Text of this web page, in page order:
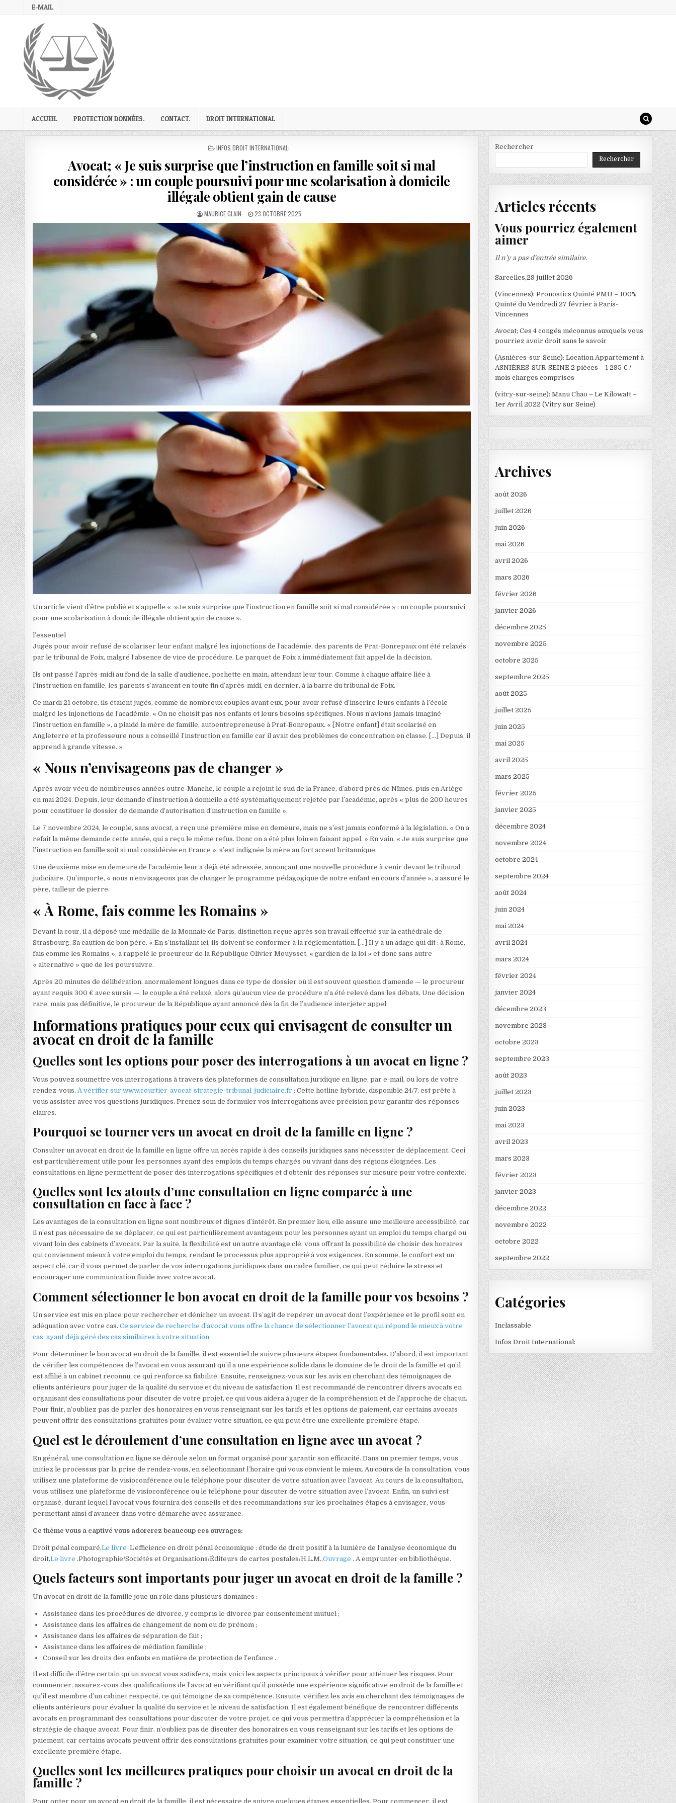
to
E-MAIL
ACCUEIL PROTECTION DONNÉES. CONTACT. DROIT INTERNATIONAL
POSTED
INFOS DROIT INTERNATIONAL:
Avocat; « Je suis surprise que l’instruction en famille soit si mal
considérée » : un couple poursuivi pour une scolarisation à domicile
illégale obtient gain de cause
AUTHOR:
MAURICE GLAIN
PUBLISHED
DATE:
23 OCTOBRE 2025
Un article vient d’être publié et s’appelle « »Je suis surprise que l’instruction en famille soit si mal considérée » : un couple poursuivi
pour une scolarisation à domicile illégale obtient gain de cause ».
l’essentiel
Jugés pour avoir refusé de scolariser leur enfant malgré les injonctions de l’académie, des parents de Prat-Bonrepaux ont été relaxés
par le tribunal de Foix, malgré l’absence de vice de procédure. Le parquet de Foix a immédiatement fait appel de la décision.
Ils ont passé l’après-midi au fond de la salle d’audience, pochette en main, attendant leur tour. Comme à chaque affaire liée à
l’instruction en famille, les parents s’avancent en toute fin d’après-midi, en dernier, à la barre du tribunal de Foix.
Ce mardi 21 octobre, ils étaient jugés, comme de nombreux couples avant eux, pour avoir refusé d’inscrire leurs enfants à l’école
malgré les injonctions de l’académie. « On ne choisit pas nos enfants et leurs besoins spécifiques. Nous n’avions jamais imaginé
l’instruction en famille », a plaidé la mère de famille, autoentrepreneuse à Prat-Bonrepaux. « [Notre enfant] était scolarisé en
Angleterre et la professeure nous a conseillé l’instruction en famille car il avait des problèmes de concentration en classe. […] Depuis, il
apprend à grande vitesse. »
« Nous n’envisageons pas de changer »
Après avoir vécu de nombreuses années outre-Manche, le couple a rejoint le sud de la France, d’abord près de Nîmes, puis en Ariège
en mai 2024. Depuis, leur demande d’instruction à domicile a été systématiquement rejetée par l’académie, après « plus de 200 heures
pour constituer le dossier de demande d’autorisation d’instruction en famille ».
Le 7 novembre 2024, le couple, sans avocat, a reçu une première mise en demeure, mais ne s’est jamais conformé à la législation. « On a
refait la même demande cette année, qui a reçu le même refus. Donc on a été plus loin en faisant appel. » En vain. « Je suis surprise que
l’instruction en famille soit si mal considérée en France », s’est indignée la mère au fort accent britannique.
Une deuxième mise en demeure de l’académie leur a déjà été adressée, annonçant une nouvelle procédure à venir devant le tribunal
judiciaire. Qu’importe, « nous n’envisageons pas de changer le programme pédagogique de notre enfant en cours d’année », a assuré le
père, tailleur de pierre.
« À Rome, fais comme les Romains »
Devant la cour, il a déposé une médaille de la Monnaie de Paris, distinction reçue après son travail effectué sur la cathédrale de
Strasbourg. Sa caution de bon père. « En s’installant ici, ils doivent se conformer à la réglementation. […] Il y a un adage qui dit : à Rome,
fais comme les Romains », a rappelé le procureur de la République Olivier Mouysset, « gardien de la loi » et donc sans autre
« alternative » que de les poursuivre.
Après 20 minutes de délibération, anormalement longues dans ce type de dossier où il est souvent question d’amende — le procureur
ayant requis 300 € avec sursis —, le couple a été relaxé, alors qu’aucun vice de procédure n’a été relevé dans les débats. Une décision
rare, mais pas définitive, le procureur de la République ayant annoncé dès la fin de l’audience interjeter appel.
Informations pratiques pour ceux qui envisagent de consulter un
avocat en droit de la famille
Quelles sont les options pour poser des interrogations à un avocat en ligne ?
Vous pouvez soumettre vos interrogations à travers des plateformes de consultation juridique en ligne, par e-mail, ou lors de votre
rendez-vous. À vérifier sur www.courtier-avocat-strategie-tribunal-judiciaire.fr : Cette hotline hybride, disponible 24/7, est prête à
vous assister avec vos questions juridiques. Prenez soin de formuler vos interrogations avec précision pour garantir des réponses
claires.
Pourquoi se tourner vers un avocat en droit de la famille en ligne ?
Consulter un avocat en droit de la famille en ligne offre un accès rapide à des conseils juridiques sans nécessiter de déplacement. Ceci
est particulièrement utile pour les personnes ayant des emplois du temps chargés ou vivant dans des régions éloignées. Les
consultations en ligne permettent de poser des interrogations spécifiques et d’obtenir des réponses sur mesure pour votre contexte.
Quelles sont les atouts d’une consultation en ligne comparée à une
consultation en face à face ?
Les avantages de la consultation en ligne sont nombreux et dignes d’intérêt. En premier lieu, elle assure une meilleure accessibilité, car
il n’est pas nécessaire de se déplacer, ce qui est particulièrement avantageux pour les personnes ayant un emploi du temps chargé ou
vivant loin des cabinets d’avocats. Par la suite, la flexibilité est un autre avantage clé, vous offrant la possibilité de choisir des horaires
qui conviennent mieux à votre emploi du temps, rendant le processus plus approprié à vos exigences. En somme, le confort est un
aspect clé, car il vous permet de parler de vos interrogations juridiques dans un cadre familier, ce qui peut réduire le stress et
encourager une communication fluide avec votre avocat.
Comment sélectionner le bon avocat en droit de la famille pour vos besoins ?
Un service est mis en place pour rechercher et dénicher un avocat. Il s’agit de repérer un avocat dont l’expérience et le profil sont en
adéquation avec votre cas.Ce service de recherche d’avocat vous offre la chance de sélectionner l’avocat qui répond le mieux à votre
cas, ayant déjà géré des cas similaires à votre situation.
Pour déterminer le bon avocat en droit de la famille, il est essentiel de suivre plusieurs étapes fondamentales. D’abord, il est important
de vérifier les compétences de l’avocat en vous assurant qu’il a une expérience solide dans le domaine de le droit de la famille et qu’il
est affilié à un cabinet reconnu, ce qui renforce sa fiabilité. Ensuite, renseignez-vous sur les avis en cherchant des témoignages de
clients antérieurs pour juger de la qualité du service et du niveau de satisfaction. Il est recommandé de rencontrer divers avocats en
organisant des consultations pour discuter de votre projet, ce qui vous aidera à juger de la compréhension et de l’approche de chacun.
Pour finir, n’oubliez pas de parler des honoraires en vous renseignant sur les tarifs et les options de paiement, car certains avocats
peuvent offrir des consultations gratuites pour évaluer votre situation, ce qui peut être une excellente première étape.
Quel est le déroulement d’une consultation en ligne avec un avocat ?
En général, une consultation en ligne se déroule selon un format organisé pour garantir son efficacité. Dans un premier temps, vous
initiez le processus par la prise de rendez-vous, en sélectionnant l’horaire qui vous convient le mieux. Au cours de la consultation, vous
utilisez une plateforme de visioconférence ou le téléphone pour discuter de votre situation avec l’avocat. Au cours de la consultation,
vous utilisez une plateforme de visioconférence ou le téléphone pour discuter de votre situation avec l’avocat. Enfin, un suivi est
organisé, durant lequel l’avocat vous fournira des conseils et des recommandations sur les prochaines étapes à envisager, vous
permettant ainsi d’avancer dans votre démarche avec assurance.
Ce thème vous a captivé vous adorerez beaucoup ces ouvrages:
Droit pénal comparé,Le livre .L’efficience en droit pénal économique : étude de droit positif à la lumière de l’analyse économique du
droit,Le livre .Photographie/Sociétés et Organisations/Éditeurs de cartes postales/H.L.M.,Ouvrage . A emprunter en bibliothèque.
Quels facteurs sont importants pour juger un avocat en droit de la famille ?
Un avocat en droit de la famille joue un rôle dans plusieurs domaines :
Assistance dans les procédures de divorce, y compris le divorce par consentement mutuel ;
Assistance dans les affaires de changement de nom ou de prénom ;
Assistance dans les affaires de séparation de fait ;
Assistance dans les affaires de médiation familiale ;
Conseil sur les droits des enfants en matière de protection de l’enfance .
Il est difficile d’être certain qu’un avocat vous satisfera, mais voici les aspects principaux à vérifier pour atténuer les risques. Pour
commencer, assurez-vous des qualifications de l’avocat en vérifiant qu’il possède une expérience significative en droit de la famille et
qu’il est membre d’un cabinet respecté, ce qui témoigne de sa compétence. Ensuite, vérifiez les avis en cherchant des témoignages de
clients antérieurs pour évaluer la qualité du service et le niveau de satisfaction. Il est également bénéfique de rencontrer différents
avocats en programmant des consultations pour discuter de votre projet, ce qui vous permettra d’apprécier la compréhension et la
stratégie de chaque avocat. Pour finir, n’oubliez pas de discuter des honoraires en vous renseignant sur les tarifs et les options de
paiement, car certains avocats peuvent offrir des consultations gratuites pour examiner votre situation, ce qui peut constituer une
excellente première étape.
Quelles sont les meilleures pratiques pour choisir un avocat en droit de la
famille ?
Pour opter pour un avocat en droit de la famille, il est nécessaire de suivre quelques étapes essentielles. Pour commencer, il est
Rechercher
Rechercher
Articles récents
Vous pourriez également
aimer
Il n’y a pas d’entrée similaire.
Sarcelles,29 juillet 2026
(Vincennes): Pronostics Quinté PMU – 100%
Quinté du Vendredi 27 février à Paris-
Vincennes
Avocat; Ces 4 congés méconnus auxquels vous
pourriez avoir droit sans le savoir
(Asnières-sur-Seine): Location Appartement à
ASNIÈRES-SUR-SEINE 2 pièces – 1 295 € /
mois charges comprises
(vitry-sur-seine): Manu Chao – Le Kilowatt –
1er Avril 2022 (Vitry sur Seine)
Archives
août 2026
juillet 2026
juin 2026
mai 2026
avril 2026
mars 2026
février 2026
janvier 2026
décembre 2025
novembre 2025
octobre 2025
septembre 2025
août 2025
juillet 2025
juin 2025
mai 2025
avril 2025
mars 2025
février 2025
janvier 2025
décembre 2024
novembre 2024
octobre 2024
septembre 2024
août 2024
juin 2024
mai 2024
avril 2024
mars 2024
février 2024
janvier 2024
décembre 2023
novembre 2023
octobre 2023
septembre 2023
août 2023
juillet 2023
juin 2023
mai 2023
avril 2023
mars 2023
février 2023
janvier 2023
décembre 2022
novembre 2022
octobre 2022
septembre 2022
Catégories
Inclassable
Infos Droit International: